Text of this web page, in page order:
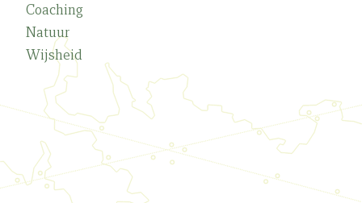
Coaching
Natuur
Wijsheid